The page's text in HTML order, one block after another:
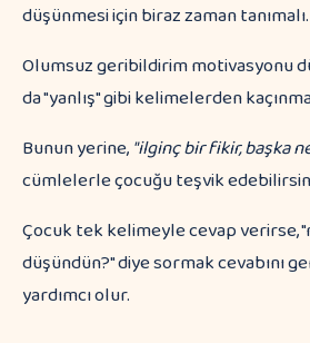
düşünmesi için biraz zaman tanımalı.
Olumsuz geribildirim motivasyonu
da "yanlış" gibi kelimelerden
Bunun yerine,"ilginç bir fikir, başka
cümlelerle çocuğu teşvik
Çocuk tek kelimeyle cevap verirse,
düşündün?" diye sormak cevabını
yardımcı olur.